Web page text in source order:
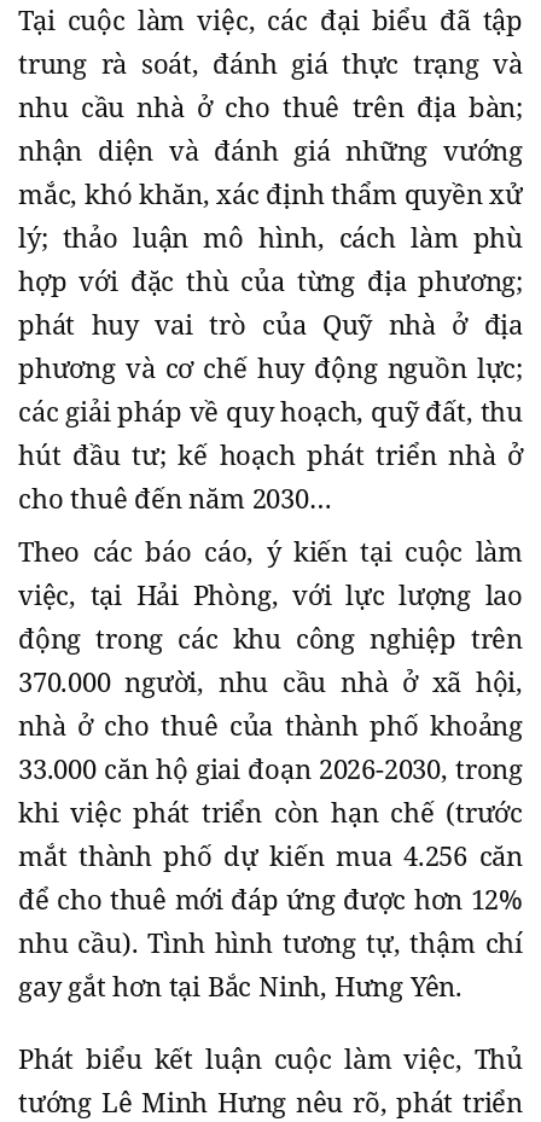
Tại cuộc làm việc, các đại biểu đã tập
trung rà soát, đánh giá thực trạng và
nhu cầu nhà ở cho thuê trên địa bàn;
nhận diện và đánh giá những vướng
mắc, khó khăn, xác định thẩm quyền xử
lý; thảo luận mô hình, cách làm phù
hợp với đặc thù của từng địa phương;
phát huy vai trò của Quỹ nhà ở địa
phương và cơ chế huy động nguồn lực;
các giải pháp về quy hoạch, quỹ đất, thu
hút đầu tư; kế hoạch phát triển nhà ở
cho thuê đến năm 2030…
Theo các báo cáo, ý kiến tại cuộc làm
việc, tại Hải Phòng, với lực lượng lao
động trong các khu công nghiệp trên
370.000 người, nhu cầu nhà ở xã hội,
nhà ở cho thuê của thành phố khoảng
33.000 căn hộ giai đoạn 2026-2030, trong
khi việc phát triển còn hạn chế (trước
mắt thành phố dự kiến mua 4.256 căn
để cho thuê mới đáp ứng được hơn 12%
nhu cầu). Tình hình tương tự, thậm chí
gay gắt hơn tại Bắc Ninh, Hưng Yên.
Phát biểu kết luận cuộc làm việc, Thủ
tướng Lê Minh Hưng nêu rõ, phát triển